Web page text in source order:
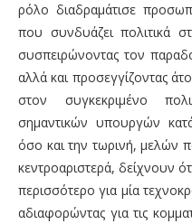
ρόλο διαδραμάτισε
που συνδυάζει πολιτικά
συσπειρώνοντας τον
αλλά και προσεγγίζοντας
στον συγκεκριμένο
σημαντικών υπουργών
όσο και την τωρινή, μελών
κεντροαριστερά, δείχνουν
περισσότερο για μία
αδιαφορώντας για τις